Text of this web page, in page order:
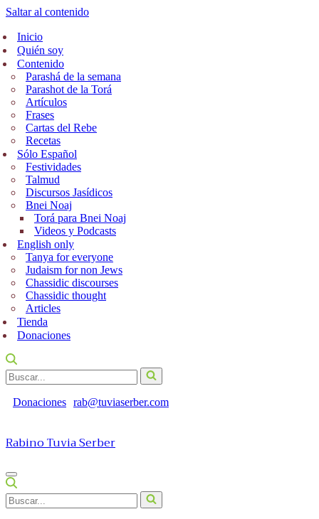
Saltar al contenido
Inicio
Quién soy
Contenido
Parashá de la semana
Parashot de la Torá
Artículos
Frases
Cartas del Rebe
Recetas
Sólo Español
Festividades
Talmud
Discursos Jasídicos
Bnei Noaj
Torá para Bnei Noaj
Videos y Podcasts
English only
Tanya for everyone
Judaism for non Jews
Chassidic discourses
Chassidic thought
Articles
Tienda
Donaciones
Buscar...
Donaciones rab@tuviaserber.com
Rabino Tuvia Serber
Menú
de
navegación
Buscar...